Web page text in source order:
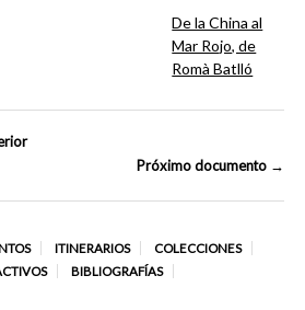
De la China al
Mar Rojo, de
Romà Batlló
Próximo documento →
ITINERARIOS
COLECCIONES
BIBLIOGRAFÍAS